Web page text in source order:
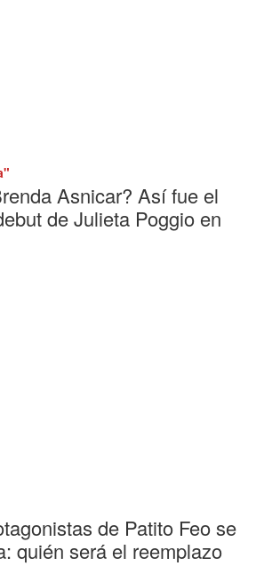
Asnicar? Así fue el
de Julieta Poggio en
de Patito Feo se
quién será el reemplazo